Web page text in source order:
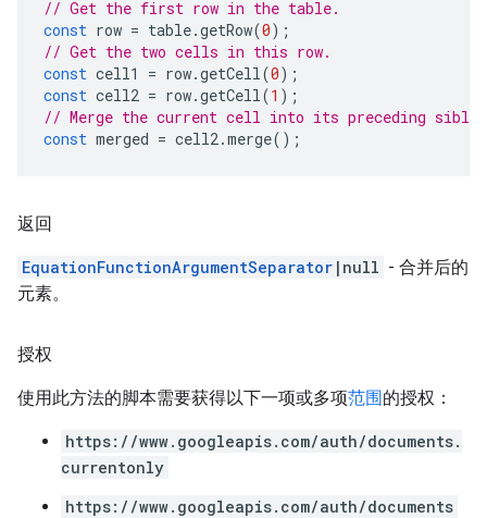
// Get the first row in the table.
const row = table.getRow(0);
// Get the two cells in this row.
const cell1 = row.getCell(0);
const cell2 = row.getCell(1 );
// Merge the current cell into its preceding
const merged = cell2.merge();
返回
EquationFunctionArgumentSeparator |null - 合并后的
元素。
授权
使用此方法的脚本需要获得以下一项或多项范围的授权：
https://www.googleapis.com/auth/documents.
currentonly
https://www.googleapis.com/auth/documents